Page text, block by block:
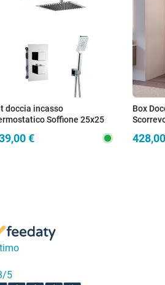
doccia incasso
Soffione 25x25
€
Box
/5